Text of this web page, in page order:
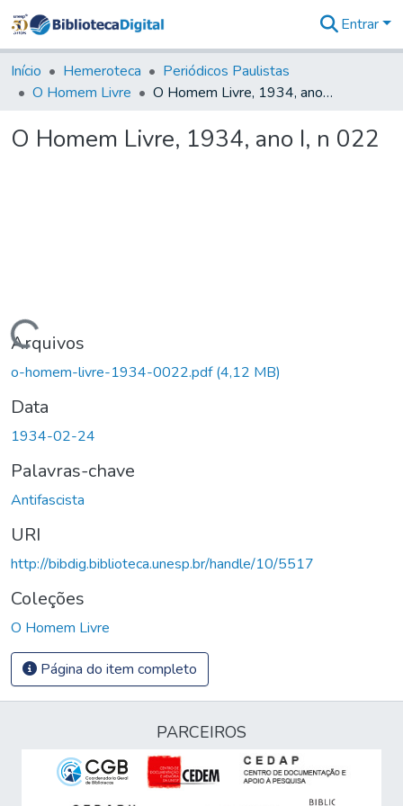
&
Coleções
Tudo na
Digital
Entrar
Início Hemeroteca
Periódicos Paulistas
O Homem Livre
O Homem Livre, 1934, ano I, n 022
O Homem Livre, 1934, ano I, n 022
Carregando...
Arquivos
o-homem-livre-1934-0022.pdf(4,12 MB)
Data
1934-02-24
Palavras-chave
Antifascista
URI
http://bibdig.biblioteca.unesp.br/handle/10/5517
Coleções
O Homem Livre
Página do item completo
PARCEIROS